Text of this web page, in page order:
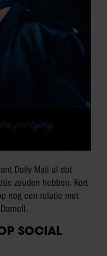
Daily Mail al dat
zouden hebben. Kort
nog een relatie met
SOCIAL